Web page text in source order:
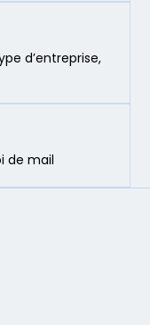
de mail
d’entreprise,